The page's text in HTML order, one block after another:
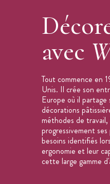
avec
Tout commence en
Unis. Il crée son
Europe où il
décorations
méthodes de
progressivement
besoins identifiés
ergonomie et leur
cette large gamme